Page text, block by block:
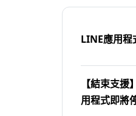
LINE應用程
【結束支
用程式即將